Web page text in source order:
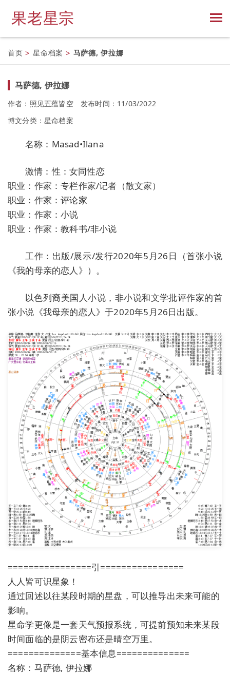
果老星宗
首页 > 星命档案 > 马萨德, 伊拉娜
马萨德, 伊拉娜
作者：照见五蕴皆空
发布时间：11/03/2022
博文分类： 星命档案
名称：Masad•Ilana
激情：性：女同性恋
职业：作家：专栏作家/记者（散文家）
职业：作家：评论家
职业：作家：小说
职业：作家：教科书/非小说
工作：出版/展示/发行2020年5月26日（首张小说
《我的母亲的恋人》）。
以色列裔美国人小说，非小说和文学批评作家的首
张小说《我母亲的恋人》于2020年5月26日出版。
================引================
人人皆可识星象！
通过回述以往某段时期的星盘，可以推导出未来可能的
影响。
星命学更像是一套天气预报系统，可提前预知未来某段
时间面临的是阴云密布还是晴空万里。
==============基本信息==============
名称：马萨德, 伊拉娜